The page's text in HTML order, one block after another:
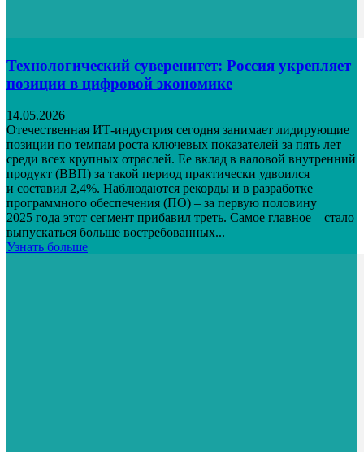
Технологический суверенитет: Россия укрепляет
позиции в цифровой экономике
14.05.2026
Отечественная ИТ-индустрия сегодня занимает лидирующие
позиции по темпам роста ключевых показателей за пять лет
среди всех крупных отраслей. Ее вклад в валовой внутренний
продукт (ВВП) за такой период практически удвоился
и составил 2,4%. Наблюдаются рекорды и в разработке
программного обеспечения (ПО) – за первую половину
2025 года этот сегмент прибавил треть. Самое главное – стало
выпускаться больше востребованных...
Узнать больше